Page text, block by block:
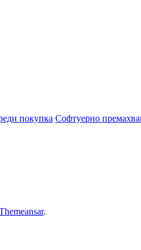
покупка Софтуерно
.